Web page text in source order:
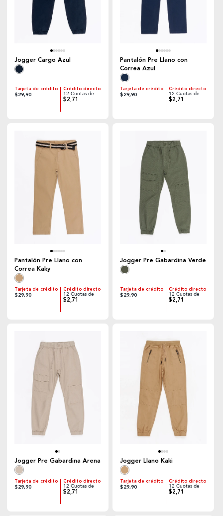
Jogger Cargo Azul
Tarjeta de crédito
$29,90
Crédito directo
12 Cuotas de
$2,71
Pantalón Pre Llano con
Correa Azul
Tarjeta de crédito
$29,90
Crédito directo
12 Cuotas de
$2,71
Pantalón Pre Llano con
Correa Kaky
Tarjeta de crédito
$29,90
Crédito directo
12 Cuotas de
$2,71
Jogger Pre Gabardina Verde
Tarjeta de crédito
$29,90
Crédito directo
12 Cuotas de
$2,71
Jogger Pre Gabardina Arena
Tarjeta de crédito
$29,90
Crédito directo
12 Cuotas de
$2,71
Jogger Llano Kaki
Tarjeta de crédito
$29,90
Crédito directo
12 Cuotas de
$2,71